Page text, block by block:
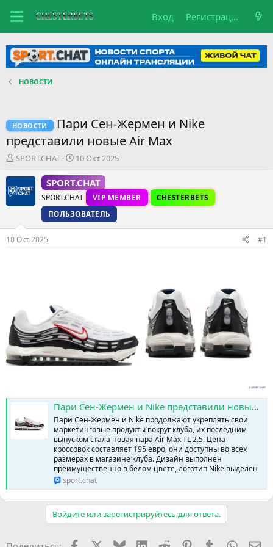
Вход Регистрация
НОВОСТИ
НОВОСТИ
Пари Сен-Жермен и Nike
представили новые Air Max
А
т
о
е
м
ы
SPORT.CHAT
Д
т
а
н
а
ч
л
10 Окт 2025
SPORT.CHAT
SPORT.CHAT VIP MEMBER
CHESTERBETS
ПОЛЬЗОВАТЕЛЬ
10 Окт 2025 #1
Пари Сен-Жермен и Nike представили новые Air Max » SPORTCHAT - Новости спорта | Футбол | Онлайн трансляции | Чат | Результаты матчей | Спорт | Прогнозы на спорт
Пари Сен-Жермен и Nike продолжают укреплять свои
маркетинговые продукты вокруг клуба, их последним
выпуском стала новая пара Air Max TL 2.5. Цена
кроссовок составляет 195 евро, они доступны во всех
размерах в магазине клуба. Дизайн выполнен
преимущественно в белом цвете, логотип Nike выделен
sport.chat
Войдите или зарегистрируйтесь для ответа.
FacebookX (Twitter)
BlueskyLinkedIn
Reddit PinterestTumblr